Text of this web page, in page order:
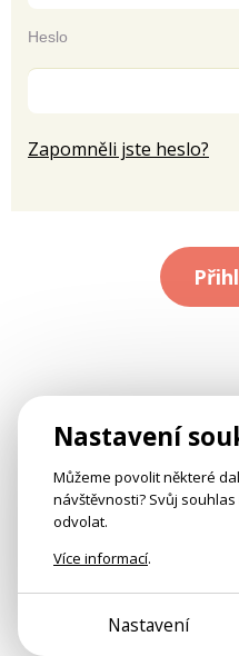
Heslo
Zapomněli jste heslo?
Nastavení
Můžeme povolit některé
návštěvnosti? Svůj
odvolat.
Více informací.
Nastavení